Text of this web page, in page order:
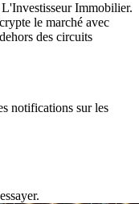
Immobilier.
le marché avec
des circuits
notifications sur les